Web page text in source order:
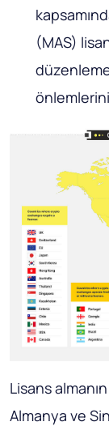
(MAS)
Lisans
Almanya ve